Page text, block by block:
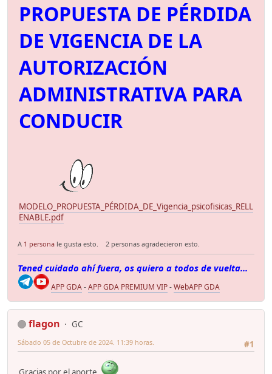
PROPUESTA DE PÉRDIDA
DE VIGENCIA DE LA
AUTORIZACIÓN
ADMINISTRATIVA PARA
CONDUCIR
MODELO_PROPUESTA_PÉRDIDA_DE_Vigencia_psicofisicas_RELL
ENABLE.pdf
A 1 persona le gusta esto. 2 personas agradecieron esto.
Tened cuidado ahí fuera, os quiero a todos de vuelta...
APP GDA-APP GDA PREMIUM VIP-WebAPP GDA
flagon
GC
#1
Sábado 05 de Octubre de 2024. 11:39 horas.